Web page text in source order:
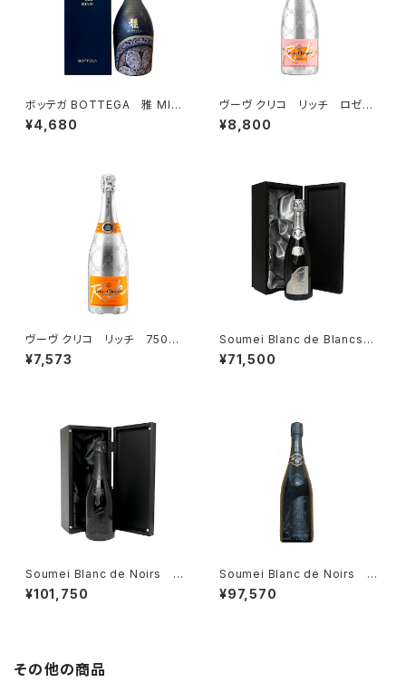
ボッテガ BOTTEGA 雅 MIA
BI 750ml 専用ボックス入
り スパークリング ワイン イ
¥4,680
ヴーヴ クリコ リッチ ロゼ
750ml ROSE フランス シ
ャンパン コレクション 正規
¥8,800
ヴーヴ クリコ リッチ 750ml
シャンパーニュ リッチ コレ
クション 正規品
¥7,573
Soumei Blanc de Blancs
ソウメイブランドブラン プラチ
ナ 750ml 箱入 SOUMEI
¥71,500
Soumei Blanc de Noirs ソ
ウメイ ブラン・ド・ノワール 箱
入 750ml SOUMEI CHAM
¥101,750
Soumei Blanc de Noirs ソ
ウメイ ブラン・ド・ノワール 75
0ml SOUMEI CHAMPAGNE
¥97,570
その他の商品